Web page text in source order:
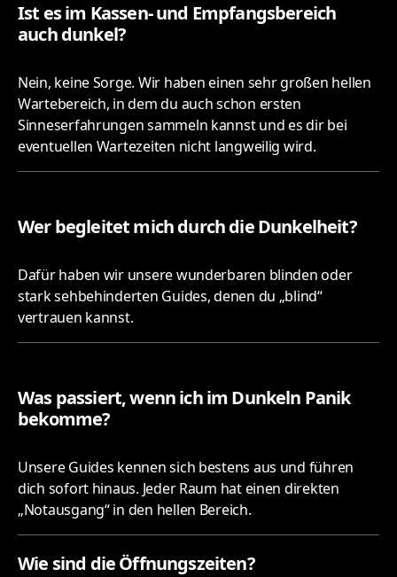
Ist es im Kassen- und Empfangsbereich
auch dunkel?
Nein, keine Sorge. Wir haben einen sehr großen hellen
Wartebereich, in dem du auch schon ersten
Sinneserfahrungen sammeln kannst und es dir bei
eventuellen Wartezeiten nicht langweilig wird.
Wer begleitet mich durch die Dunkelheit?
Dafür haben wir unsere wunderbaren blinden oder
stark sehbehinderten Guides, denen du „blind“
vertrauen kannst.
Was passiert, wenn ich im Dunkeln Panik
bekomme?
Unsere Guides kennen sich bestens aus und führen
dich sofort hinaus. Jeder Raum hat einen direkten
„Notausgang“ in den hellen Bereich.
Wie sind die Öffnungszeiten?